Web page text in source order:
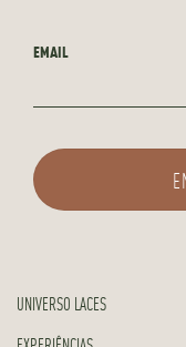
EMAIL
UNIVERSO LACES